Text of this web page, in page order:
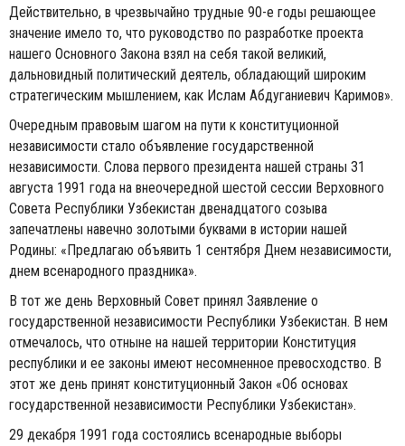
Действительно, в чрезвычайно трудные 90-е годы решающее
значение имело то, что руководство по разработке проекта
нашего Основного Закона взял на себя такой великий,
дальновидный политический деятель, обладающий широким
стратегическим мышлением, как Ислам Абдуганиевич Каримов».
Очередным правовым шагом на пути к конституционной
независимости стало объявление государственной
независимости. Слова первого президента нашей страны 31
августа 1991 года на внеочередной шестой сессии Верховного
Совета Республики Узбекистан двенадцатого созыва
запечатлены навечно золотыми буквами в истории нашей
Родины: «Предлагаю объявить 1 сентября Днем независимости,
днем всенародного праздника».
В тот же день Верховный Совет принял Заявление о
государственной независимости Республики Узбекистан. В нем
отмечалось, что отныне на нашей территории Конституция
республики и ее законы имеют несомненное превосходство. В
этот же день принят конституционный Закон «Об основах
государственной независимости Республики Узбекистан».
29 декабря 1991 года состоялись всенародные выборы